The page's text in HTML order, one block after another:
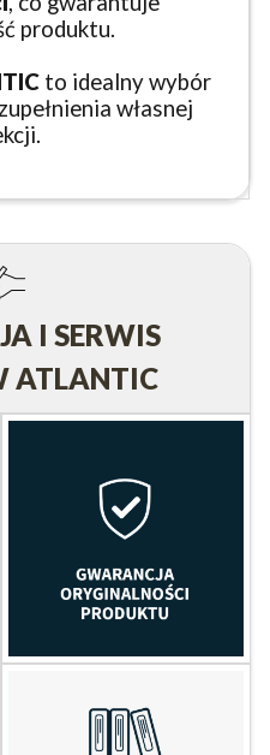
produktu.
to idealny wybór
własnej
I SERWIS
ATLANTIC